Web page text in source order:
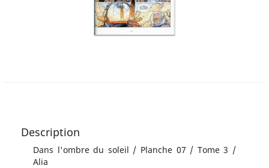
Description
Dans l'ombre du soleil / Planche 07 / Tome 3 /
Alia